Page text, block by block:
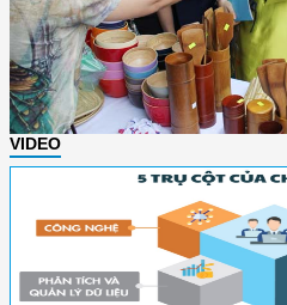
VIDEO